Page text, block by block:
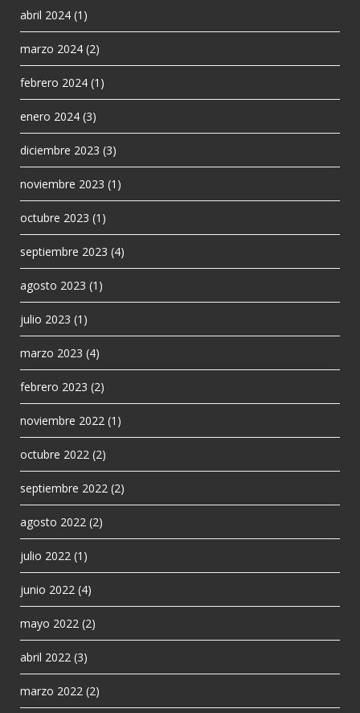
abril 2024 (1)
marzo 2024 (2)
febrero 2024 (1)
enero 2024 (3)
diciembre 2023 (3)
noviembre 2023 (1)
octubre 2023 (1)
septiembre 2023 (4)
agosto 2023 (1)
julio 2023 (1)
marzo 2023 (4)
febrero 2023 (2)
noviembre 2022 (1)
octubre 2022 (2)
septiembre 2022 (2)
agosto 2022 (2)
julio 2022 (1)
junio 2022 (4)
mayo 2022 (2)
abril 2022 (3)
marzo 2022 (2)